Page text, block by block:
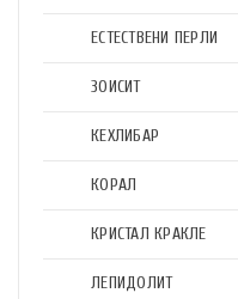
ЕСТЕСТВЕНИ ПЕРЛИ
ЗОИСИТ
КЕХЛИБАР
КОРАЛ
КРИСТАЛ КРАКЛЕ
ЛЕПИДОЛИТ